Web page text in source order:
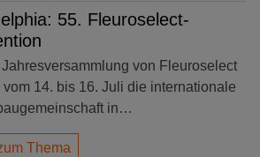
55. Fleuroselect-
Jahresversammlung von Fleuroselect
vom 14. bis 16. Juli die internationale
in…
Thema